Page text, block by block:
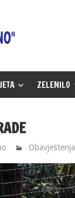
ZELENILO
Obavještenja